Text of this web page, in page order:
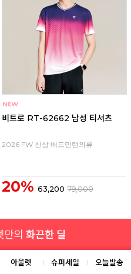
비트로 RT-62662 남성 티셔츠
2026 FW 신상 배드민턴의류
20% 63,200 79,000
아울렛 슈퍼세일 오늘발송